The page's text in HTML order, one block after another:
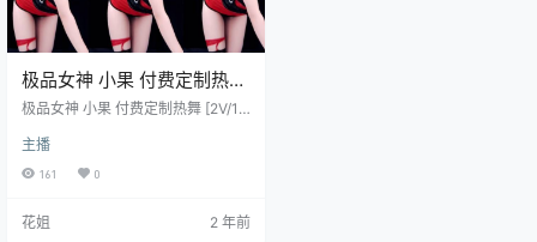
极品女神 小果 付费定制热舞
[2V/1.02G]
极品女神 小果 付费定制热舞 [2V/1.0
主播
161 0
花姐 2 年前